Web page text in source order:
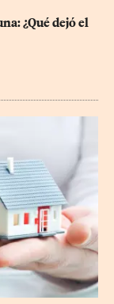
¿Qué dejó el